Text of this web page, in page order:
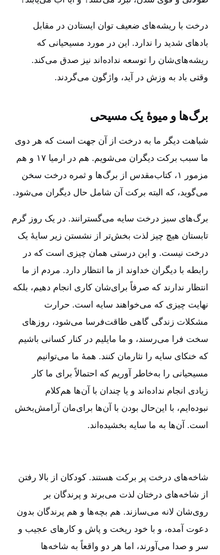
درخت با ریشه‌های ضعیف توان ایستادن در مقابل
بادهای شدید را ندارد. این در مورد مسیحیانی که
ریشه‌های‌شان را توسعه نداده‌اند نیز صدق می‌کند.
وقتی باد به وزش در آید، واژگون می‌گردند.
برگ‌ها و میوۀ یک مسیحی
شباهت دیگر ما به درخت از آن جهت است که هر دوی
ما سبب برکت دیگران می‌شویم. هم در ارمیا ۱۷ و هم
مزمور ۱، کتاب‌مقدس از برگ‌ها و ثمره درخت سخن
می‌گوید، که البته برکت آن شامل حال دیگران می‌شود.
برگ‌های سبز درخت سایه می‌گسترانند. در یک روز گرم
تابستان هیچ چیز لذت بخش‌تر از نشستن زیر سایۀ یک
درخت نیست. و این درستی همان چیزی است که در
رابطه با دیگران خداوند از ما انتظار دارد. مردم از ما
انتظار ندارند که صرفاً برای‌شان کاری انجام دهیم، بلکه
نهایت چیزی که می‌خواهند سایه است. حرارت
مشکلات زندگی گاهی طاقت‌فرسا می‌شود، روزهای
سخت فرا می‌رسند، و ما مایلیم در کنار کسانی باشیم
که خنکای سایه را نثارمان کنند. همۀ ما می‌توانیم
مسیحیانی را به‌خاطر آوریم که احتمالاً برای ما کار
زیادی انجام نداده‌اند و یا چندان با آن‌ها هم‌کلام
نبوده‌ایم، با این‌حال بودن با آن‌ها برای‌مان آرامش‌بخش
است. آن‌ها به ما سایه بخشیده‌اند.
شاخه‌های درخت پر برکت هستند. کودکان از بالا رفتن
از شاخه‌های درختان لذت می‌برند و پرندگان بر
روی‌شان لانه می‌سازند. هم بچه‌ها و هم پرندگان بدون
دعوت آمده، و با خود ریخت و پاش و کارهای عجیب و
سر و صدا می‌آورند، اما هر دو واقعاً به شاخه‌ها